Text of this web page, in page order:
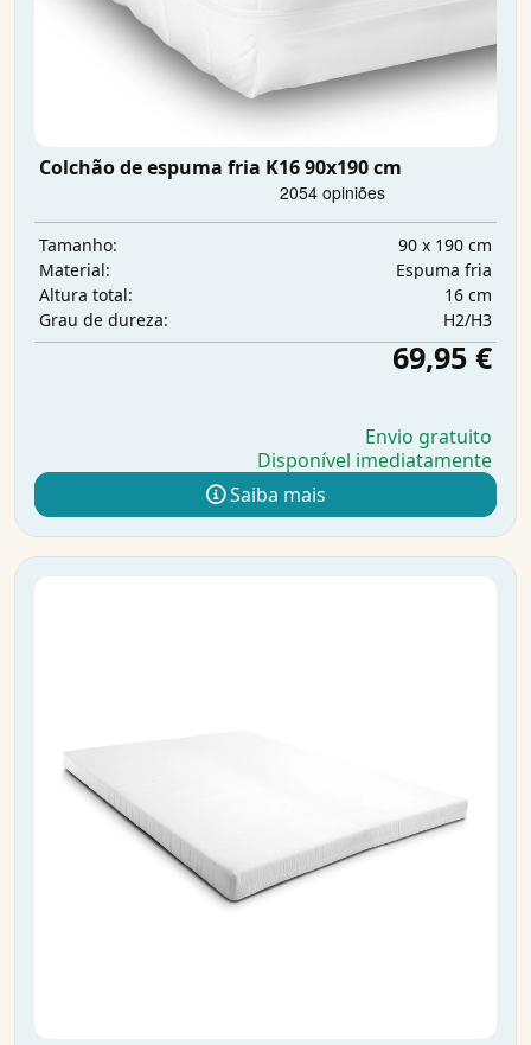
Colchão de espuma fria K16 90x190 cm
Tamanho:
90 x 190 cm
Material:
Espuma fria
Altura total:
16 cm
Grau de dureza:
H2/H3
69,95 €
Envio gratuito
Disponível imediatamente
Saiba mais